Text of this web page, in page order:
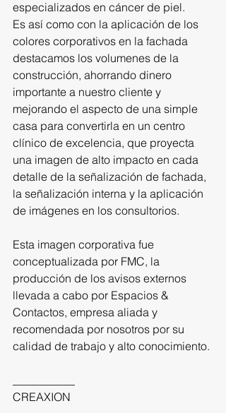
especializados en cáncer de piel.
Es así como con la aplicación de los
colores corporativos en la fachada
destacamos los volumenes de la
construcción, ahorrando dinero
importante a nuestro cliente y
mejorando el aspecto de una simple
casa para convertirla en un centro
clínico de excelencia, que proyecta
una imagen de alto impacto en cada
detalle de la señalización de fachada,
la señalización interna y la aplicación
de imágenes en los consultorios.
Esta imagen corporativa fue
conceptualizada por FMC, la
producción de los avisos externos
llevada a cabo por Espacios &
Contactos, empresa aliada y
recomendada por nosotros por su
calidad de trabajo y alto conocimiento.
CREAXION